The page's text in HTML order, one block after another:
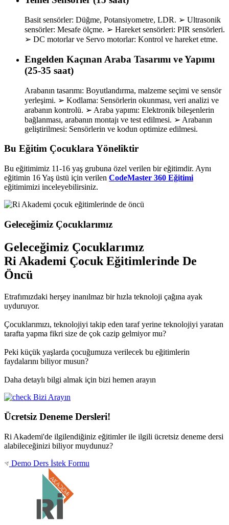
Basit sensörler: Düğme, Potansiyometre, LDR. ➢ Ultrasonik
sensörler: Mesafe ölçme. ➢ Hareket sensörleri: PIR sensörleri.
➢ DC motorlar ve Servo motorlar: Kontrol ve hareket etme.
Engelden Kaçınan Araba Tasarımı ve Yapımı
(25-35 saat)
Arabanın tasarımı: Boyutlandırma, malzeme seçimi ve sensör
yerleşimi. ➢ Kodlama: Sensörlerin okunması, veri analizi ve
arabanın kontrolü. ➢ Araba yapımı: Elektronik bileşenlerin
bağlanması, arabanın montajı ve test edilmesi. ➢ Arabanın
geliştirilmesi: Sensörlerin ve kodun optimize edilmesi.
Bu Eğitim Çocuklara Yöneliktir
Bu eğitimimiz 11-16 yaş grubuna özel verilen bir eğitimdir. Aynı
eğitimin 16 Yaş üstü için verilen CodeMaster 360 Eğitimi
eğitimimizi inceleyebilirsiniz.
Geleceğimiz Çocuklarımız
Geleceğimiz Çocuklarımız
Ri Akademi Çocuk Eğitimlerinde De
Öncü
Etrafımızdaki herşey inanılmaz bir hızla teknoloji çağına ayak
uyduruyor.
Çocuklarımızı, teknolojiyi takip eden taraf yerine teknolojiyi yaratan
tarafta yapma fikri size de çok cazip gelmiyor mu?
Peki küçük yaşlarda çocuğumuza verilecek bu eğitimlerin
faydalarını biliyor musun?
Daha detaylı bilgi almak için bizi hemen arayın
Bizi Arayın
Ücretsiz Deneme Dersleri!
Ri Akademi'de ilgilendiğiniz eğitimler ile ilgili ücretsiz deneme dersi
alabileceğinizi biliyor muydunuz?
Demo Ders İstek Formu